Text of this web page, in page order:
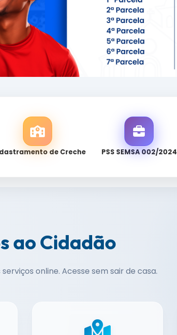
de Creche PSS SEMSA 002/2024
ao Cidadão
online. Acesse sem sair de casa.